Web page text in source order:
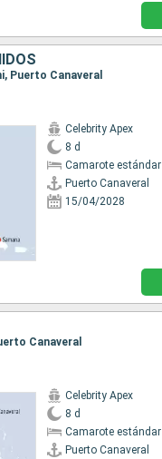
Puerto Canaveral
Celebrity Apex
8 d
Camarote estándar
Puerto Canaveral
15/04/2028
Canaveral
Celebrity Apex
8 d
Camarote estándar
Puerto Canaveral